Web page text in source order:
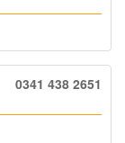
0341 438 2651